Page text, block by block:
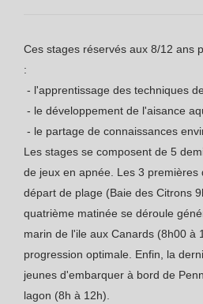
Ces stages réservés aux 8/12 ans
:
- l'apprentissage des techniques
- le développement de l'aisance
- le partage de connaissances
Les stages se composent de 5
de jeux en apnée. Les 3 premières
départ de plage (Baie des Citrons
quatrième matinée se déroule
marin de l'ile aux Canards (8h00 à
progression optimale. Enfin, la
jeunes d'embarquer à bord de
lagon (8h à 12h).